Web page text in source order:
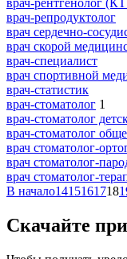
врач-репродуктолог
врач сердечно-
врач скорой
врач-специалист
врач спортивной
врач-статистик
врач-стоматолог 1
врач-стоматолог
врач-стоматолог
врач стоматолог-
врач стоматолог-
врач стоматолог-
В начало1415161718
Скачайте